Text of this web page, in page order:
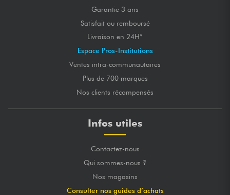
Garantie 3 ans
Satisfait ou remboursé
Livraison en 24H*
Espace Pros-Institutions
Ventes intra-communautaires
Plus de 700 marques
Nos clients récompensés
Infos utiles
Contactez-nous
Qui sommes-nous ?
Nos magasins
Consulter nos guides d’achats